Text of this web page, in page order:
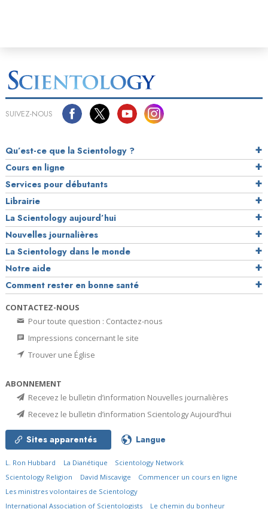
SUIVEZ-NOUS
Qu’est-ce que la Scientology ?
Cours en ligne
Services pour débutants
Librairie
La Scientology aujourd’hui
Nouvelles journalières
La Scientology dans le monde
Notre aide
Comment rester en bonne santé
CONTACTEZ-NOUS
Pour toute question : Contactez-nous
Impressions concernant le site
Trouver une Église
ABONNEMENT
Recevez le bulletin d’information Nouvelles journalières
Recevez le bulletin d’information Scientology Aujourd’hui
Sites apparentés Langue
L. Ron Hubbard La Dianétique
Scientology Network
Scientology Religion
David Miscavige
Commencer un cours en ligne
Les ministres volontaires de Scientology
International Association of Scientologists
Le chemin du bonheur